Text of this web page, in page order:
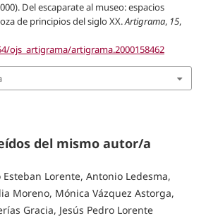
Del escaparate al museo: espacios
de principios del siglo XX.Artigrama, 15,
ojs_artigrama/artigrama.2000158462
del mismo autor/a
Esteban Lorente, Antonio Ledesma,
Moreno, Mónica Vázquez Astorga,
Gracia, Jesús Pedro Lorente